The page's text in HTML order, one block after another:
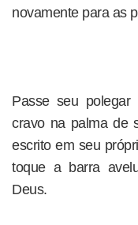
novamente para as
Passe seu
cravo na palma de
escrito em seu
toque a barra
Deus.